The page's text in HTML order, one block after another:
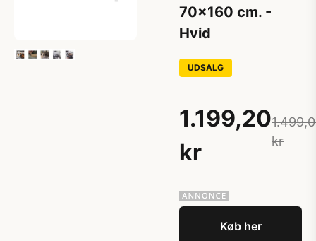
70x160 cm. -
Hvid
UDSALG
1.199,20
kr
kr
Køb her